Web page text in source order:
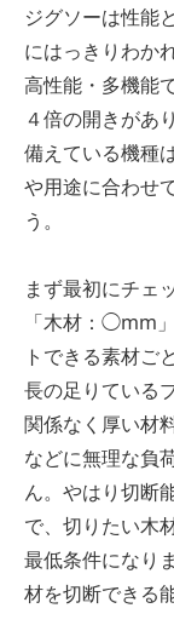
ジグソーは性能
にはっきりわか
高性能・多機能
４倍の開きがあ
備えている機種
や用途に合わせ
う。
まず最初にチェ
「木材：◯mm
トできる素材ご
長の足りている
関係なく厚い材
などに無理な負
ん。やはり切断
で、切りたい木
最低条件になり
材を切断できる